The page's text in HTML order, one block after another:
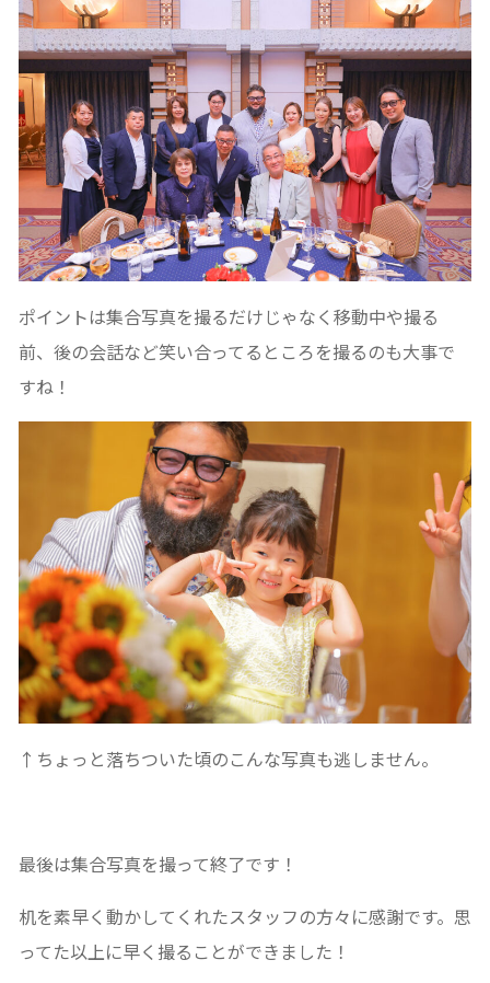
ポイントは集合写真を撮るだけじゃなく移動中や撮る
前、後の会話など笑い合ってるところを撮るのも大事で
すね！
↑ちょっと落ちついた頃のこんな写真も逃しません。
最後は集合写真を撮って終了です！
机を素早く動かしてくれたスタッフの方々に感謝です。思
ってた以上に早く撮ることができました！